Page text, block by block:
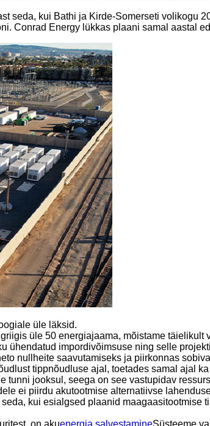
seda, kui Bathi ja Kirde-Somerseti volikogu
Conrad Energy lükkas plaani samal aastal
üle läksid.
üle 50 energiajaama, mõistame
ühendatud impordivõimsuse ning selle
nullheite saavutamiseks ja piirkonnas
tippnõudluse ajal, toetades samal ajal
tunni jooksul, seega on see vastupidav
ei piirdu akutootmise alternatiivse
kui esialgsed plaanid maagaasitootmise
on akuenergia salvestamineSüsteeme